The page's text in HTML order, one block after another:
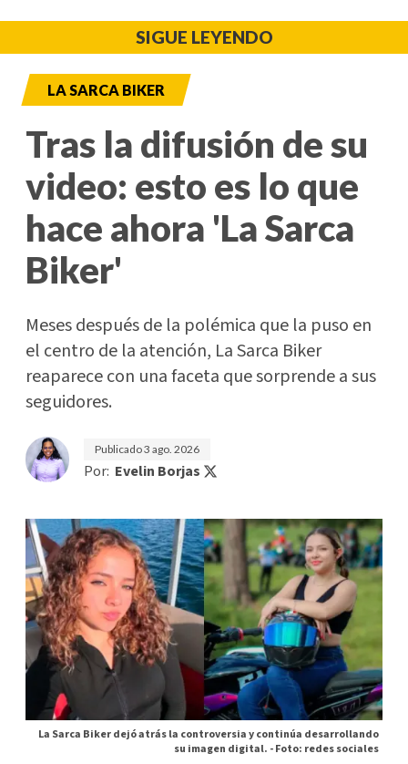
SIGUE LEYENDO
LA SARCA BIKER
Tras la difusión de su
video: esto es lo que
hace ahora 'La Sarca
Biker'
Meses después de la polémica que la puso en
el centro de la atención, La Sarca Biker
reaparece con una faceta que sorprende a sus
seguidores.
Publicado3 ago. 2026
Por: Evelin Borjas
La Sarca Biker dejó atrás la controversia y continúa desarrollando
su imagen digital. -Foto: redes sociales